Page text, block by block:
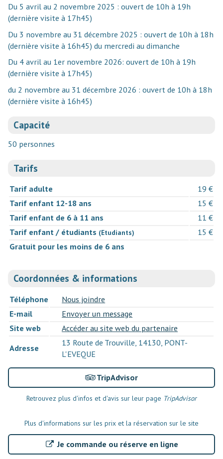
Du 5 avril au 2 novembre 2025 : ouvert de 10h à 19h
(dernière visite à 17h45)
Du 3 novembre au 31 décembre 2025 : ouvert de 10h à 18h
(dernière visite à 16h45) du mercredi au dimanche
Du 4 avril au 1er novembre 2026: ouvert de 10h à 19h
(dernière visite à 17h45)
du 2 novembre au 31 décembre 2026 : ouvert de 10h à 18h
(dernière visite à 16h45)
Capacité
50 personnes
Tarifs
Tarif adulte
19 €
Tarif enfant 12-18 ans
15 €
Tarif enfant de 6 à 11 ans
11 €
Tarif enfant / étudiants (Etudiants)
15 €
Gratuit pour les moins de 6 ans
Coordonnées & informations
Téléphone
Nous joindre
E-mail
Envoyer un message
Site web
Accéder au site web du partenaire
Adresse
13 Route de Trouville, 14130, PONT-
L'EVEQUE
TripAdvisor
Retrouvez plus d'infos et d'avis sur leur page TripAdvisor
Plus d'informations sur les prix et la réservation sur le site
Je commande ou réserve en ligne